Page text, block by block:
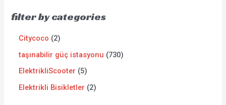
filter by categories
Citycoco
2
taşınabilir güç istasyonu
730
ElektrikliScooter
5
Elektrikli Bisikletler
2